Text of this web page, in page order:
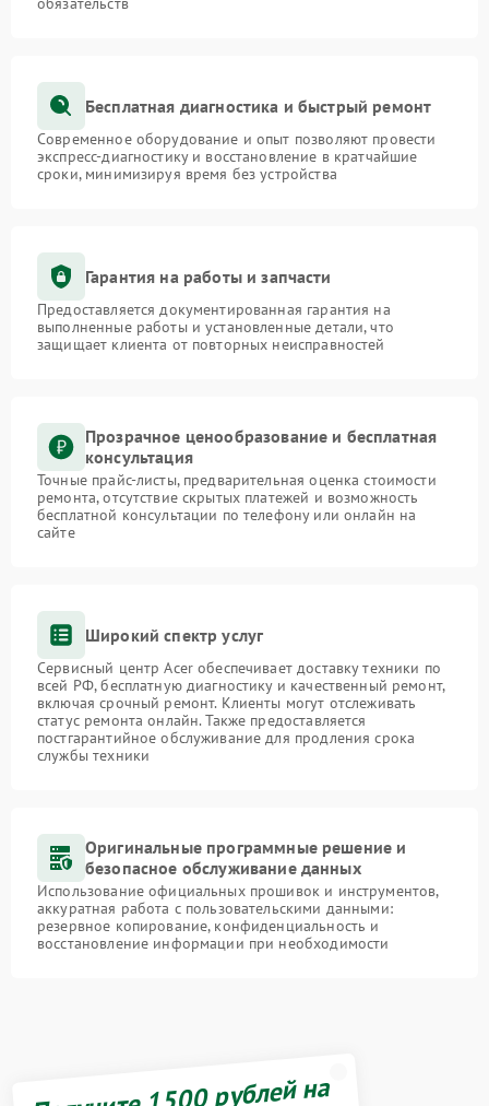
Бесплатная диагностика и быстрый ремонт
Современное оборудование и опыт позволяют провести
экспресс-диагностику и восстановление в кратчайшие
сроки, минимизируя время без устройства
Гарантия на работы и запчасти
Предоставляется документированная гарантия на
выполненные работы и установленные детали, что
защищает клиента от повторных неисправностей
Прозрачное ценообразование и бесплатная
консультация
Точные прайс-листы, предварительная оценка стоимости
ремонта, отсутствие скрытых платежей и возможность
бесплатной консультации по телефону или онлайн на
сайте
Широкий спектр услуг
Сервисный центр Acer обеспечивает доставку техники по
всей РФ, бесплатную диагностику и качественный ремонт,
включая срочный ремонт. Клиенты могут отслеживать
статус ремонта онлайн. Также предоставляется
постгарантийное обслуживание для продления срока
службы техники
Оригинальные программные решение и
безопасное обслуживание данных
Использование официальных прошивок и инструментов,
аккуратная работа с пользовательскими данными:
резервное копирование, конфиденциальность и
восстановление информации при необходимости